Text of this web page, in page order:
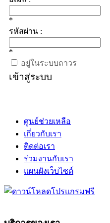
*
รหัสผ่าน :
*
อยู่ในระบบถาวร
เข้าสู่ระบบ
ศูนย์ช่วยเหลือ
เกี่ยวกับเรา
ติดต่อเรา
ร่วมงานกับเรา
แผนผังเว็บไซต์